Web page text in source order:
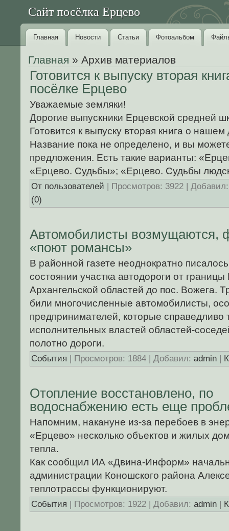
Сайт посёлка Ерцево
Главная Новости Статьи Фотоальбом
Главная » Архив материалов
Готовится к выпуску вторая
посёлке Ерцево
Уважаемые земляки!
Дорогие выпускники Ерцевской средней
Готовится к выпуску вторая книга о
Название пока не определено, и вы
предложения. Есть такие варианты:
«Ерцево. Судьбы»; «Ерцево. Судьбы
От пользователей | Просмотров: 3922 |
(0)
Автомобилисты возмущаются,
«поют романсы»
В районной газете неоднократно
состоянии участка автодороги от границы
Архангельской областей до пос. Вожега.
били многочисленные автомобилисты,
предпринимателей, которые справедливо
исполнительных властей областей-
полотно дороги.
События | Просмотров: 1884 | Добавил: admin |
Отопление восстановлено, по
водоснабжению есть еще
Напомним, накануне из-за перебоев в
«Ерцево» несколько объектов и жилых
тепла.
Как сообщил ИА «Двина-Информ»
администрации Коношского района
теплотрассы функционируют.
События | Просмотров: 1922 | Добавил: admin |